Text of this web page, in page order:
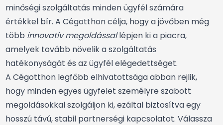
minőségi szolgáltatás minden ügyfél számára
értékkel bír. A Cégotthon célja, hogy a jövőben még
több innovatív megoldássallépjen ki a piacra,
amelyek tovább növelik a szolgáltatás
hatékonyságát és az ügyfél elégedettséget.
A Cégotthon legfőbb elhivatottsága abban rejlik,
hogy minden egyes ügyfelet személyre szabott
megoldásokkal szolgáljon ki, ezáltal biztosítva egy
hosszú távú, stabil partnerségi kapcsolatot. Válassza